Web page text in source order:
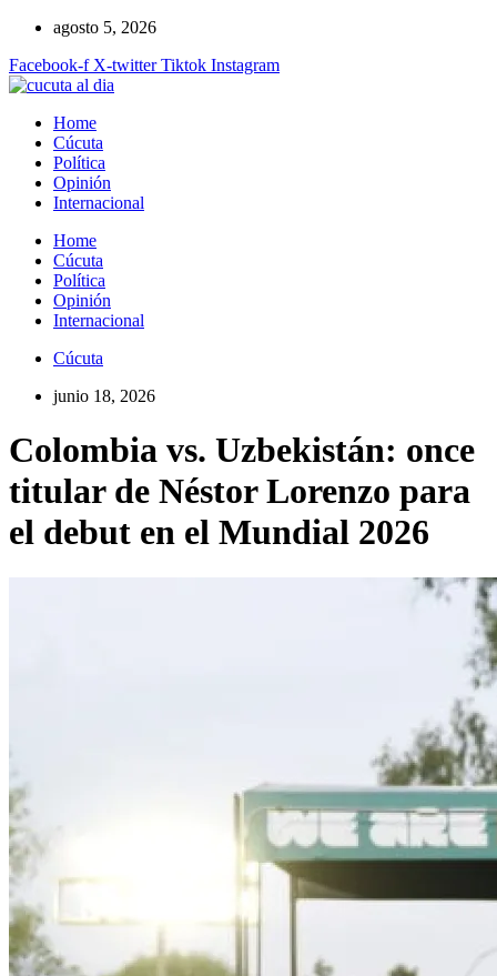
contenido
agosto 5, 2026
Facebook-f X-twitter Tiktok Instagram
Home
Cúcuta
Política
Opinión
Internacional
Home
Cúcuta
Política
Opinión
Internacional
Cúcuta
junio 18, 2026
Colombia vs. Uzbekistán: once
titular de Néstor Lorenzo para
el debut en el Mundial 2026